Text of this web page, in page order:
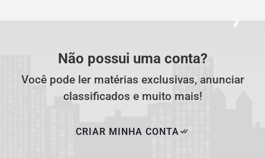
Não possui uma conta?
Você pode ler matérias exclusivas, anunciar
classificados e muito mais!
CRIAR MINHA CONTA